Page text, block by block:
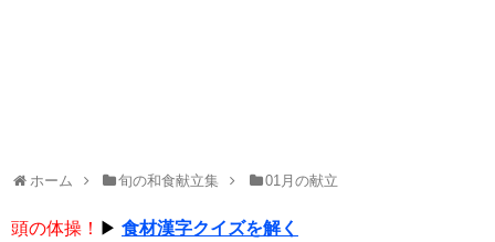
ホーム 旬の和食献立集 01月の献立
頭の体操！ ▶ 食材漢字クイズを解く